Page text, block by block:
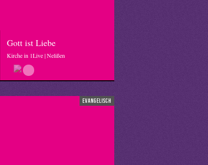
Gott ist Liebe
Kirche in 1Live | Nelißen
evangelisch